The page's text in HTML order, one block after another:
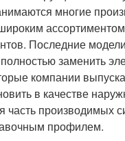
многие
ассортиментом
Последние
заменить
компании
в качестве
часть производимых
профилем.